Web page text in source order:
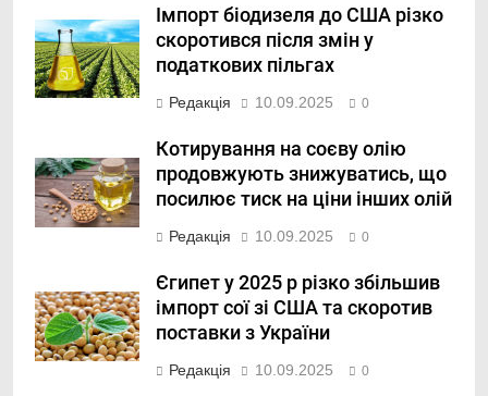
Імпорт біодизеля до США різко
скоротився після змін у
податкових пільгах
Редакція 10.09.2025 0
Котирування на соєву олію
продовжують знижуватись, що
посилює тиск на ціни інших олій
Редакція 10.09.2025 0
Єгипет у 2025 р різко збільшив
імпорт сої зі США та скоротив
поставки з України
Редакція 10.09.2025 0